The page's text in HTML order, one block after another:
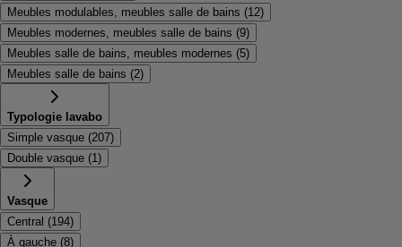
Meubles modulables, meubles salle de bains (12)
Meubles modernes, meubles salle de bains (9)
Meubles salle de bains, meubles modernes (5)
Meubles salle de bains (2)
Typologie lavabo
Simple vasque (207)
Double vasque (1)
Vasque
Central (194)
À gauche (8)